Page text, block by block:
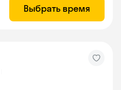
Выбрать время